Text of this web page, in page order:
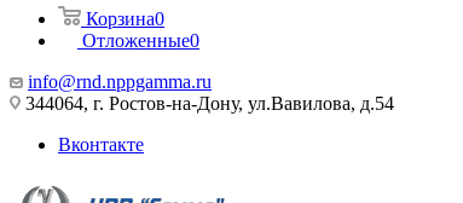
Корзина0
Отложенные0
info@rnd.nppgamma.ru
344064, г. Ростов-на-Дону, ул.Вавилова, д.54
Вконтакте